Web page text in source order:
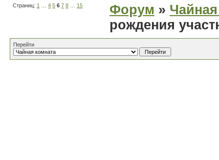
Страниц: 1 4 5 6 7 8 15 Форум »
рождения
Перейти